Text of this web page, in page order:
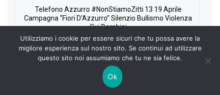
Telefono Azzurro #NonStiamoZitti 13 19 Aprile
Campagna “Fiori D’Azzurro” Silenzio Bullismo Violenza
Sui Bambini
Tempation Island Tentatori Tentatrici Gianmarco
Giorgio Aurora Passioni Coppie Amori Tradimenti
Valentina Rapisarda
Utilizziamo i cookie per essere sicuri che tu possa avere la
migliore esperienza sul nostro sito. Se continui ad utilizzare
questo sito noi assumiamo che tu ne sia felice.
Ok